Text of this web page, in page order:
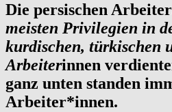
Die persischen Arbeiter
meisten Privilegien in
kurdischen, türkischen
Arbeiterinnen
ganz unten standen
Arbeiter*innen.